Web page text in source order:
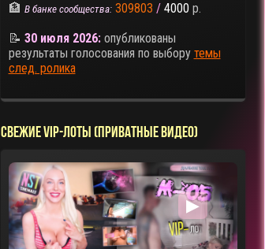
🏦 В банке сообщества: 309803 / 4000 р.
📝 30 июля 2026:опубликованы
результаты голосования по выбору темы
след. ролика
СВЕЖИЕ VIP-ЛОТЫ (ПРИВАТНЫЕ ВИДЕО)
▶